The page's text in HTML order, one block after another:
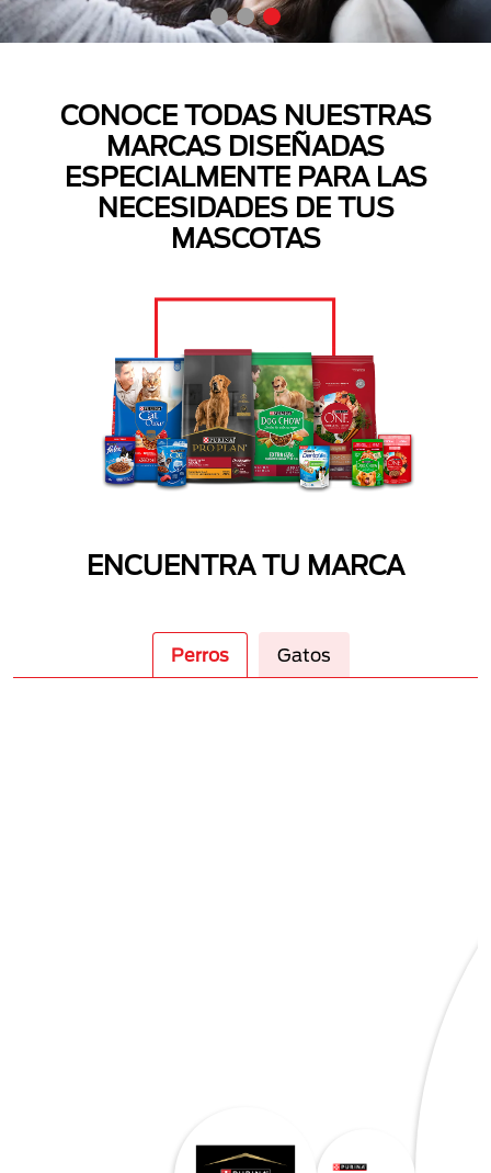
CONOCE TODAS NUESTRAS
MARCAS DISEÑADAS
ESPECIALMENTE PARA LAS
NECESIDADES DE TUS
MASCOTAS
ENCUENTRA TU MARCA
Perros Gatos